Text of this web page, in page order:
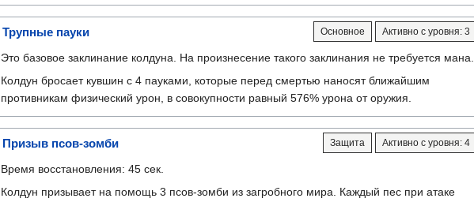
Активно с уровня: 3
Основное
Трупные пауки
Это базовое заклинание колдуна. На произнесение такого заклинания не требуется мана.
Колдун бросает кувшин с 4 пауками, которые перед смертью наносят ближайшим
противникам физический урон, в совокупности равный 576% урона от оружия.
Активно с уровня: 4
Защита
Призыв псов-зомби
Время восстановления: 45 сек.
Колдун призывает на помощь 3 псов-зомби из загробного мира. Каждый пес при атаке